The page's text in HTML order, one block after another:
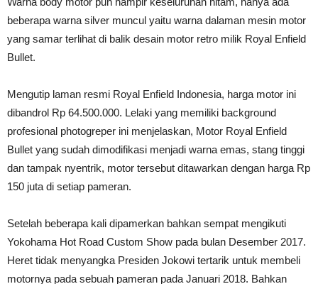
beberapa warna silver muncul yaitu warna dalaman mesin motor
yang samar terlihat di balik desain motor retro milik Royal Enfield
Bullet.
Mengutip laman resmi Royal Enfield Indonesia, harga motor ini
dibandrol Rp 64.500.000. Lelaki yang memiliki background
profesional photogreper ini menjelaskan, Motor Royal Enfield
Bullet yang sudah dimodifikasi menjadi warna emas, stang tinggi
dan tampak nyentrik, motor tersebut ditawarkan dengan harga Rp
150 juta di setiap pameran.
Setelah beberapa kali dipamerkan bahkan sempat mengikuti
Yokohama Hot Road Custom Show pada bulan Desember 2017.
Heret tidak menyangka Presiden Jokowi tertarik untuk membeli
motornya pada sebuah pameran pada Januari 2018. Bahkan